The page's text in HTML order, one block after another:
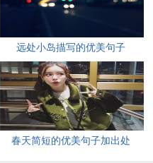
海边一样。河岸，巨石，沙
是这样神奇，我暗自惊叹。
密的山沟里，粉的桃花，红的
了冻的小河流淌着，峥峥作
轻轻地，慢慢地，把错落有致
远处小岛描写的优美句子
春天简短的优美句子加出处